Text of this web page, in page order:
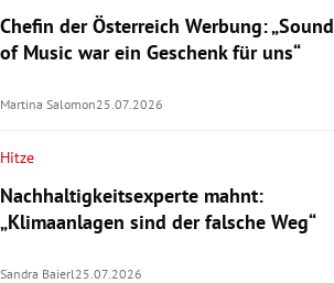
Chefin der Österreich Werbung: „Sound
of Music war ein Geschenk für uns“
Martina Salomon25.07.2026
Hitze
Nachhaltigkeitsexperte mahnt:
„Klimaanlagen sind der falsche Weg“
Sandra Baierl 25.07.2026